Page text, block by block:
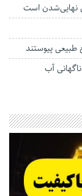
نهایی‌شدن است
آب